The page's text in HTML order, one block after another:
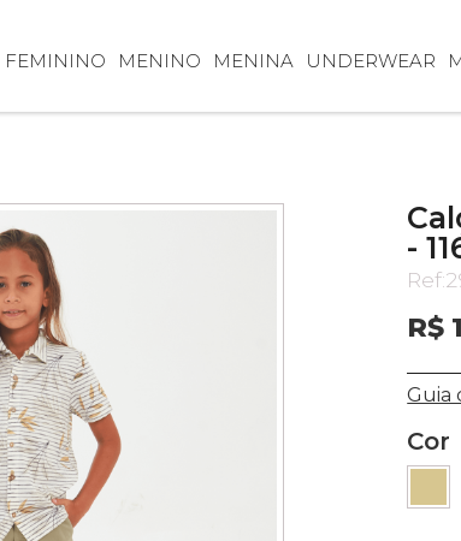
FEMININO MENINO MENINA UNDERWEAR
-
Ref:
R$
Guia
Cor